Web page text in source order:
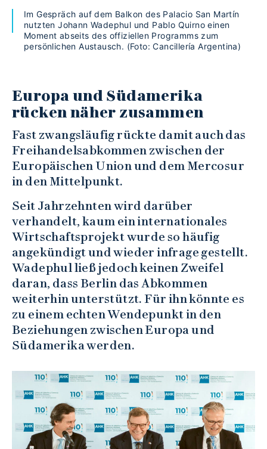
Im Gespräch auf dem Balkon des Palacio San Martín
nutzten Johann Wadephul und Pablo Quirno einen
Moment abseits des offiziellen Programms zum
persönlichen Austausch. (Foto: Cancillería Argentina)
Europa und Südamerika
rücken näher zusammen
Fast zwangsläufig rückte damit auch das
Freihandelsabkommen zwischen der
Europäischen Union und dem Mercosur
in den Mittelpunkt.
Seit Jahrzehnten wird darüber
verhandelt, kaum ein internationales
Wirtschaftsprojekt wurde so häufig
angekündigt und wieder infrage gestellt.
Wadephul ließ jedoch keinen Zweifel
daran, dass Berlin das Abkommen
weiterhin unterstützt. Für ihn könnte es
zu einem echten Wendepunkt in den
Beziehungen zwischen Europa und
Südamerika werden.